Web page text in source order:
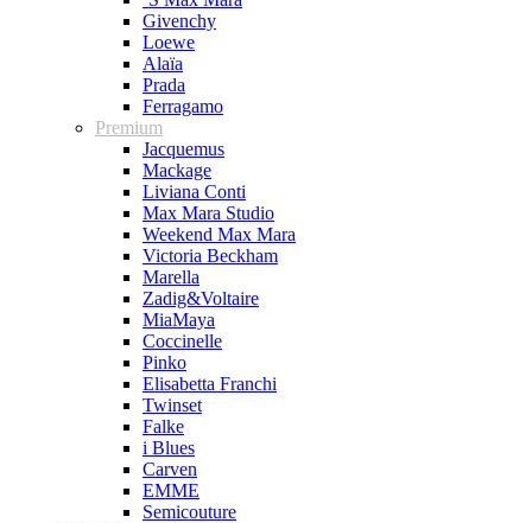
Givenchy
Loewe
Alaïa
Prada
Ferragamo
Premium
Jacquemus
Mackage
Liviana Conti
Max Mara Studio
Weekend Max Mara
Victoria Beckham
Marella
Zadig&Voltaire
MiaMaya
Coccinelle
Pinko
Elisabetta Franchi
Twinset
Falke
i Blues
Carven
EMME
Semicouture